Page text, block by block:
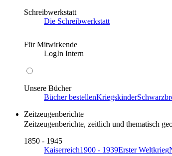
Schreibwerkstatt
Die Schreibwerkstatt
Für Mitwirkende
LogIn Intern
Unsere Bücher
Bücher bestellenKriegskinder
Zeitzeugenberichte
Zeitzeugenberichte, zeitlich und thematisch
1850 - 1945
Kaiserreich1900 - 1939Erster Weltkrieg